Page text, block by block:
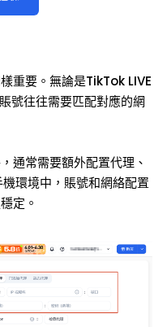
重要。無論是TikTok LIVE
往往需要匹配對應的網
通常需要額外配置代理、
環境中，賬號和網絡配置
定。